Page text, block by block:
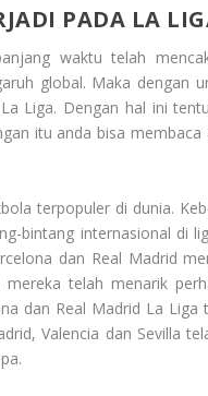
PADA LA
waktu telah
global. Maka dengan
Liga. Dengan hal ini
itu anda bisa
terpopuler di dunia.
bintang internasional di
dan Real Madrid
telah menarik
dan Real Madrid La
Valencia dan Sevilla